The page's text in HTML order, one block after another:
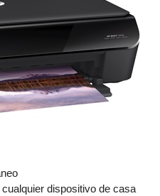
dispositivo de casa